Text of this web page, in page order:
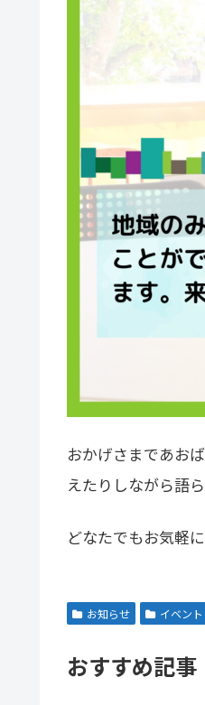
おかげさまであお
えたりしながら語
どなたでもお気軽
お知らせ イベント
おすすめ記事